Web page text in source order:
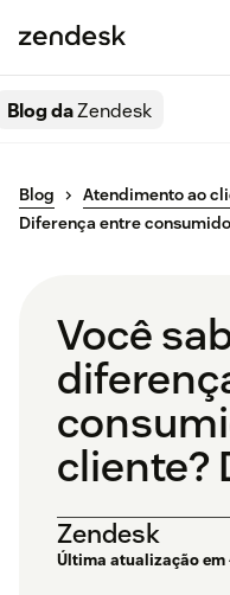
Blog daZendesk
Blog
Atendimento ao
Diferença entre
Você
cliente?
Zendesk
Última atualização em